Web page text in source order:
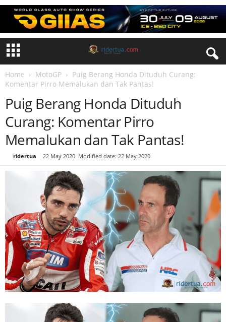
Home MotoGP
Puig Berang Honda Dituduh Curang:
Komentar Pirro Memalukan dan Tak Pantas!
Puig Berang Honda Dituduh
Curang: Komentar Pirro
Memalukan dan Tak Pantas!
ridertua 22 May 2020 Modified date: 22 May 2020